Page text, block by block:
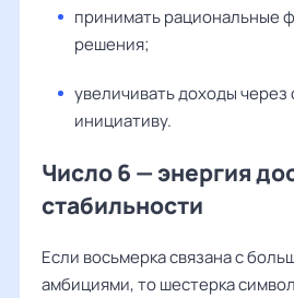
принимать рациональные
решения;
увеличивать доходы
инициативу.
Число 6 — энергия
стабильности
Если восьмерка связана с
амбициями, то шестерка